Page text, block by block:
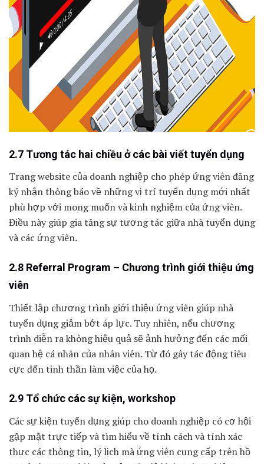
2.7 Tương tác hai chiều ở các bài viết tuyển dụng
Trang website của doanh nghiệp cho phép ứng viên đăng
ký nhận thông báo về những vị trí tuyển dụng mới nhất
phù hợp với mong muốn và kinh nghiệm của ứng viên.
Điều này giúp gia tăng sự tương tác giữa nhà tuyển dụng
và các ứng viên.
2.8 Referral Program – Chương trình giới thiệu ứng
viên
Thiết lập chương trình giới thiệu ứng viên giúp nhà
tuyển dụng giảm bớt áp lực. Tuy nhiên, nếu chương
trình diễn ra không hiệu quả sẽ ảnh hưởng đến các mối
quan hệ cá nhân của nhân viên. Từ đó gây tác động tiêu
cực đến tinh thần làm việc của họ.
2.9 Tổ chức các sự kiện, workshop
Các sự kiện tuyển dụng giúp cho doanh nghiệp có cơ hội
gặp mặt trực tiếp và tìm hiểu về tính cách và tính xác
thực các thông tin, lý lịch mà ứng viên cung cấp trên hồ